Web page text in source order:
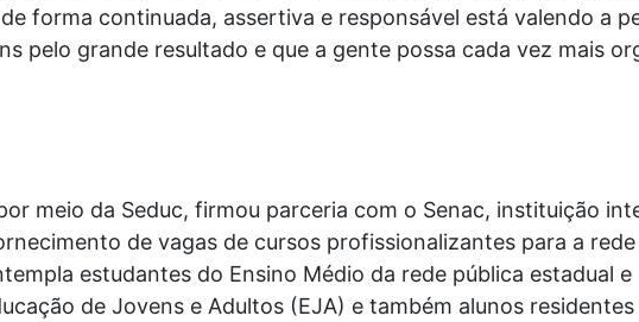
forma continuada, assertiva e responsável está valendo a
pelo grande resultado e que a gente possa cada vez mais
meio da Seduc, firmou parceria com o Senac, instituição
de vagas de cursos profissionalizantes para a rede
estudantes do Ensino Médio da rede pública estadual e
de Jovens e Adultos (EJA) e também alunos residentes